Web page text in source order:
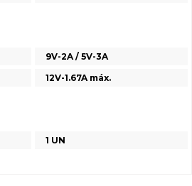
9V-2A / 5V-3A
12V-1.67A máx.
1 UN